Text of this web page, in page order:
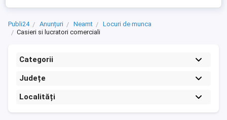
produse Mediu ...
Publi24 Anunțuri Neamt
Locuri de munca
Casieri si lucratori comerciali
Categorii
Județe
Localități